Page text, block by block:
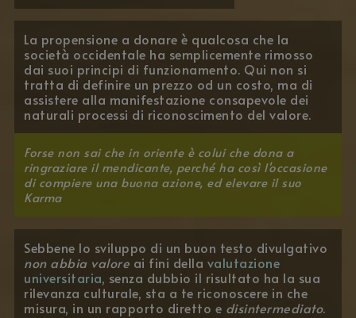
La propensione a donare è qualcosa che la
società occidentale ha semplicemente rimosso
dai suoi principi di funzionamento. Qui non si
tratta di definire un prezzo od un costo, ma di
assistere alla manifestazione consapevole dei
naturali processi di riconoscimento del valore.
Forse non sai che in oriente è colui che dona a
ringraziare il mendicante, perché ha così l'occasione
di compiere una buona azione, ed elevare il suo
Karma
Sebbene lo sviluppo di un buon testo divulgativo
non abbia valore ai fini della valutazione
universitaria, senza dubbio il risultato ha la sua
rilevanza culturale, sta a te riconoscere in che
misura, in un rapporto diretto e disintermediato.